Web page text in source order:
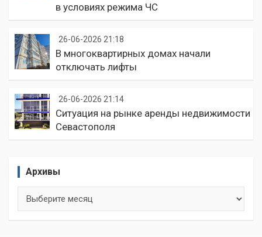
в условиях режима ЧС
26-06-2026 21:18
В многоквартирных домах начали
отключать лифты
26-06-2026 21:14
Ситуация на рынке аренды недвижимости
Севастополя
Архивы